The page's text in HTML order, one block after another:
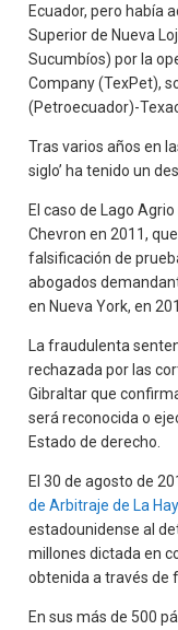
Ecuador, pero había
Superior de Nueva
Sucumbíos) por la
Company (TexPet),
(Petroecuador)-
Tras varios años en
siglo’ ha tenido un
El caso de Lago
Chevron en 2011,
falsificación de
abogados
en Nueva York, en
La fraudulenta
rechazada por las
Gibraltar que
será reconocida o
Estado de derecho.
El 30 de agosto de
de Arbitraje de La
estadounidense al
millones dictada en
obtenida a través de
En sus más de 500